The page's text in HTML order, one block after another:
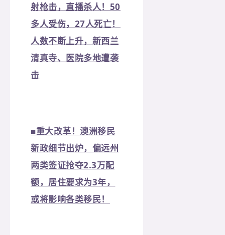
射枪击，直播杀人！50
多人受伤，27人死亡！
人数不断上升，新西兰
清真寺、医院多地遭袭
击
■重大改革！澳洲移民
新政细节出炉，偏远州
两类签证抢夺2.3万配
额，居住要求为3年，
或将影响各类移民！